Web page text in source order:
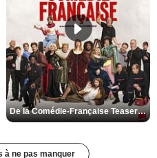
De la Comédie-Française Teaser VF
à ne pas manquer